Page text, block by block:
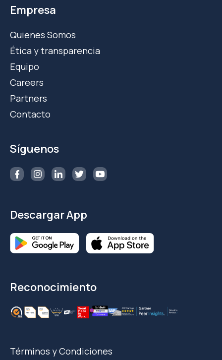
Empresa
Quienes Somos
Ética y transparencia
Equipo
Careers
Partners
Contacto
Síguenos
Descargar App
Reconocimiento
Términos y Condiciones